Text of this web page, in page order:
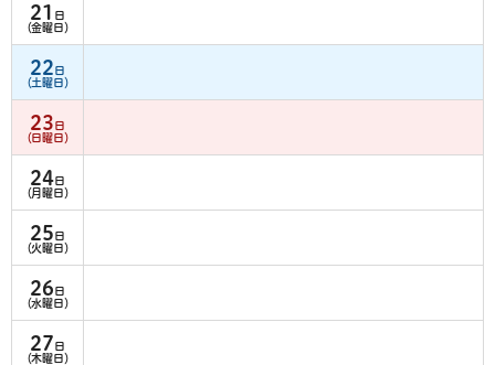
21 日
（金曜日）
22 日
（土曜日）
23 日
（日曜日）
24日
（月曜日）
25 日
（火曜日）
26 日
（水曜日）
27 日
（木曜日）